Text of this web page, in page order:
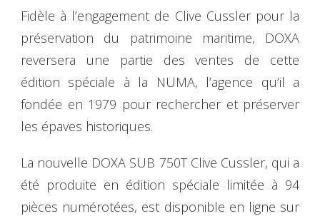
Fidèle à l’engagement de Clive Cussler pour la
préservation du patrimoine maritime, DOXA
reversera une partie des ventes de cette
édition spéciale à la NUMA, l’agence qu’il a
fondée en 1979 pour rechercher et préserver
les épaves historiques.
La nouvelle DOXA SUB 750T Clive Cussler, qui a
été produite en édition spéciale limitée à 94
pièces numérotées, est disponible en ligne sur